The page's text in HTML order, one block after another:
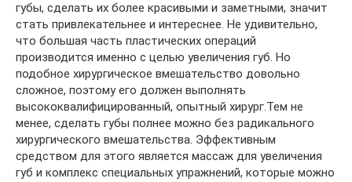
губы, сделать их более красивыми и заметными, значит
стать привлекательнее и интереснее. Не удивительно,
что большая часть пластических операций
производится именно с целью увеличения губ. Но
подобное хирургическое вмешательство довольно
сложное, поэтому его должен выполнять
высококвалифицированный, опытный хирург.Тем не
менее, сделать губы полнее можно без радикального
хирургического вмешательства. Эффективным
средством для этого является массаж для увеличения
губ и комплекс специальных упражнений, которые можно